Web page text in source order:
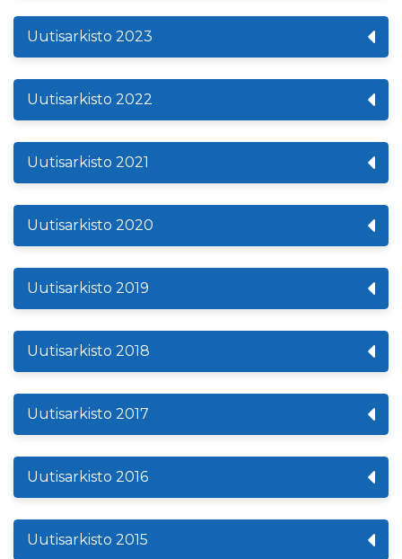
Uutisarkisto 2023
Uutisarkisto 2022
Uutisarkisto 2021
Uutisarkisto 2020
Uutisarkisto 2019
Uutisarkisto 2018
Uutisarkisto 2017
Uutisarkisto 2016
Uutisarkisto 2015